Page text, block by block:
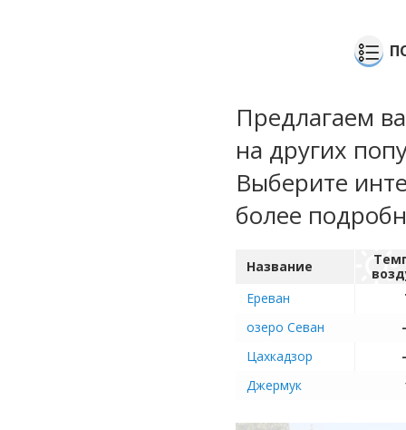
Предлагаем
на других
Выберите
более
Название
Ереван
озеро Севан
Цахкадзор
Джермук